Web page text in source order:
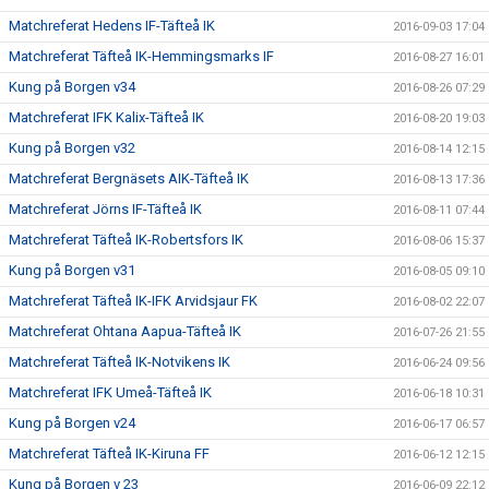
Matchreferat Hedens IF-Täfteå IK 2016-09-03 17:04
Matchreferat Täfteå IK-Hemmingsmarks IF 2016-08-27 16:01
Kung på Borgen v34 2016-08-26 07:29
Matchreferat IFK Kalix-Täfteå IK 2016-08-20 19:03
Kung på Borgen v32 2016-08-14 12:15
Matchreferat Bergnäsets AIK-Täfteå IK 2016-08-13 17:36
Matchreferat Jörns IF-Täfteå IK 2016-08-11 07:44
Matchreferat Täfteå IK-Robertsfors IK 2016-08-06 15:37
Kung på Borgen v31 2016-08-05 09:10
Matchreferat Täfteå IK-IFK Arvidsjaur FK 2016-08-02 22:07
Matchreferat Ohtana Aapua-Täfteå IK 2016-07-26 21:55
Matchreferat Täfteå IK-Notvikens IK 2016-06-24 09:56
Matchreferat IFK Umeå-Täfteå IK 2016-06-18 10:31
Kung på Borgen v24 2016-06-17 06:57
Matchreferat Täfteå IK-Kiruna FF 2016-06-12 12:15
Kung på Borgen v 23 2016-06-09 22:12